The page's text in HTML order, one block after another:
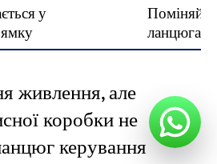
у
ланцюга
живлення, але
коробки не
керування